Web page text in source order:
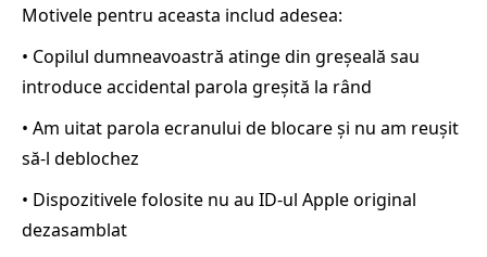
Motivele pentru aceasta includ adesea:
• Copilul dumneavoastră atinge din greșeală sau
introduce accidental parola greșită la rând
• Am uitat parola ecranului de blocare și nu am reușit
să-l deblochez
• Dispozitivele folosite nu au ID-ul Apple original
dezasamblat